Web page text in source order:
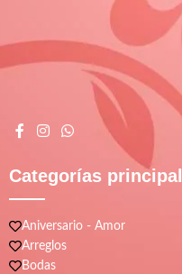
Categorías
Aniversario - Amor
Arreglos
Bodas